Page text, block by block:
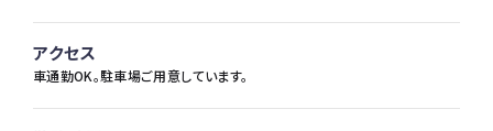
アクセス
車通勤OK。駐車場ご用意しています。